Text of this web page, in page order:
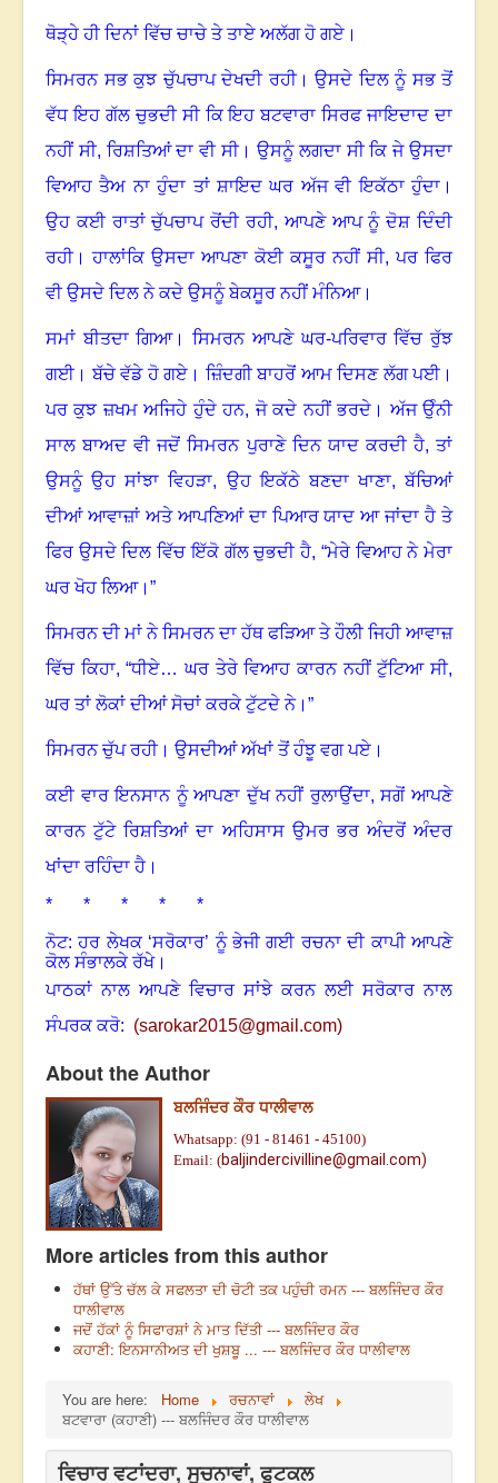
ਥੋੜ੍ਹੇ ਹੀ ਦਿਨਾਂ ਵਿੱਚ ਚਾਚੇ ਤੇ ਤਾਏ ਅਲੱਗ ਹੋ ਗਏ ।
ਸਿਮਰਨ ਸਭ ਕੁਝ ਚੁੱਪਚਾਪ ਦੇਖਦੀ ਰਹੀ। ਉਸਦੇ ਦਿਲ ਨੂੰ ਸਭ ਤੋਂ
ਵੱਧ ਇਹ ਗੱਲ ਚੁਭਦੀ ਸੀ ਕਿ ਇਹ ਬਟਵਾਰਾ ਸਿਰਫ ਜਾਇਦਾਦ ਦਾ
ਨਹੀਂ ਸੀ, ਰਿਸ਼ਤਿਆਂ ਦਾ ਵੀ ਸੀ। ਉਸਨੂੰ ਲਗਦਾ ਸੀ ਕਿ ਜੇ ਉਸਦਾ
ਵਿਆਹ ਤੈਅ ਨਾ ਹੁੰਦਾ ਤਾਂ ਸ਼ਾਇਦ ਘਰ ਅੱਜ ਵੀ ਇਕੱਠਾ ਹੁੰਦਾ ।
ਉਹ ਕਈ ਰਾਤਾਂ ਚੁੱਪਚਾਪ ਰੋਂਦੀ ਰਹੀ, ਆਪਣੇ ਆਪ ਨੂੰ ਦੋਸ਼ ਦਿੰਦੀ
ਰਹੀ।ਹਾਲਾਂਕਿ ਉਸਦਾ ਆਪਣਾ ਕੋਈ ਕਸੂਰ ਨਹੀਂ ਸੀ,ਪਰ ਫਿਰ
ਵੀ ਉਸਦੇ ਦਿਲ ਨੇ ਕਦੇ ਉਸਨੂੰ ਬੇਕਸੂਰ ਨਹੀਂ ਮੰਨਿਆ।
ਸਮਾਂ ਬੀਤਦਾ ਗਿਆ।ਸਿਮਰਨ ਆਪਣੇ ਘਰ-ਪਰਿਵਾਰ ਵਿੱਚ ਰੁੱਝ
ਗਈ।ਬੱਚੇ ਵੱਡੇ ਹੋ ਗਏ । ਜ਼ਿੰਦਗੀ ਬਾਹਰੋਂ ਆਮ ਦਿਸਣ ਲੱਗ ਪਈ।
ਪਰ ਕੁਝ ਜ਼ਖਮ ਅਜਿਹੇ ਹੁੰਦੇ ਹਨ,ਜੋ ਕਦੇ ਨਹੀਂ ਭਰਦੇ । ਅੱਜ ਉੰਨੀ
ਸਾਲ ਬਾਅਦ ਵੀ ਜਦੋਂ ਸਿਮਰਨ ਪੁਰਾਣੇ ਦਿਨ ਯਾਦ ਕਰਦੀ ਹੈ,ਤਾਂ
ਉਸਨੂੰ ਉਹ ਸਾਂਝਾ ਵਿਹੜਾ, ਉਹ ਇਕੱਠੇ ਬਣਦਾ ਖਾਣਾ,ਬੱਚਿਆਂ
ਦੀਆਂ ਆਵਾਜ਼ਾਂ ਅਤੇ ਆਪਣਿਆਂ ਦਾ ਪਿਆਰ ਯਾਦ ਆ ਜਾਂਦਾ ਹੈ ਤੇ
ਫਿਰ ਉਸਦੇ ਦਿਲ ਵਿੱਚ ਇੱਕੋ ਗੱਲ ਚੁਭਦੀ ਹੈ, “ਮੇਰੇ ਵਿਆਹ ਨੇ ਮੇਰਾ
ਘਰ ਖੋਹ ਲਿਆ।”
ਸਿਮਰਨ ਦੀ ਮਾਂ ਨੇ ਸਿਮਰਨ ਦਾ ਹੱਥ ਫੜਿਆ ਤੇ ਹੌਲੀ ਜਿਹੀ ਆਵਾਜ਼
ਵਿੱਚ ਕਿਹਾ, “ਧੀਏ… ਘਰ ਤੇਰੇ ਵਿਆਹ ਕਾਰਨ ਨਹੀਂ ਟੁੱਟਿਆ ਸੀ,
ਘਰ ਤਾਂ ਲੋਕਾਂ ਦੀਆਂ ਸੋਚਾਂ ਕਰਕੇ ਟੁੱਟਦੇ ਨੇ।”
ਸਿਮਰਨ ਚੁੱਪ ਰਹੀ। ਉਸਦੀਆਂ ਅੱਖਾਂ ਤੋਂ ਹੰਝੂ ਵਗ ਪਏ ।
ਕਈ ਵਾਰ ਇਨਸਾਨ ਨੂੰ ਆਪਣਾ ਦੁੱਖ ਨਹੀਂ ਰੁਲਾਉਂਦਾ,ਸਗੋਂ ਆਪਣੇ
ਕਾਰਨ ਟੁੱਟੇ ਰਿਸ਼ਤਿਆਂ ਦਾ ਅਹਿਸਾਸ ਉਮਰ ਭਰ ਅੰਦਰੋਂ ਅੰਦਰ
ਖਾਂਦਾ ਰਹਿੰਦਾ ਹੈ ।
* * * * *
ਨੋਟ: ਹਰ ਲੇਖਕ ‘ਸਰੋਕਾਰ’ ਨੂੰ ਭੇਜੀ ਗਈ ਰਚਨਾ ਦੀ ਕਾਪੀ ਆਪਣੇ
ਕੋਲ ਸੰਭਾਲਕੇ ਰੱਖੇ।
ਪਾਠਕਾਂ ਨਾਲ ਆਪਣੇ ਵਿਚਾਰ ਸਾਂਝੇ ਕਰਨ ਲਈ ਸਰੋਕਾਰ ਨਾਲ
ਸੰਪਰਕ ਕਰੋ: (sarokar2015@gmail.com)
About the Author
ਬਲਜਿੰਦਰ ਕੌਰ ਧਾਲੀਵਾਲ
Whatsapp: (91 - 81461 - 45100)
Email: (baljindercivilline@gmail.com)
More articles from this author
ਹੱਥਾਂ ਉੱਤੇ ਚੱਲ ਕੇ ਸਫਲਤਾ ਦੀ ਚੋਟੀ ਤਕ ਪਹੁੰਚੀ ਰਮਨ --- ਬਲਜਿੰਦਰ ਕੌਰ
ਧਾਲੀਵਾਲ
ਜਦੋਂ ਹੱਕਾਂ ਨੂੰ ਸਿਫਾਰਸ਼ਾਂ ਨੇ ਮਾਤ ਦਿੱਤੀ --- ਬਲਜਿੰਦਰ ਕੌਰ
ਕਹਾਣੀ: ਇਨਸਾਨੀਅਤ ਦੀ ਖੁਸ਼ਬੂ ... --- ਬਲਜਿੰਦਰ ਕੌਰ ਧਾਲੀਵਾਲ
You are here: Home ਰਚਨਾਵਾਂ
ਲੇਖ
ਬਟਵਾਰਾ (ਕਹਾਣੀ) --- ਬਲਜਿੰਦਰ ਕੌਰ ਧਾਲੀਵਾਲ
ਵਿਚਾਰ ਵਟਾਂਦਰਾ, ਸੂਚਨਾਵਾਂ, ਫੁਟਕਲ